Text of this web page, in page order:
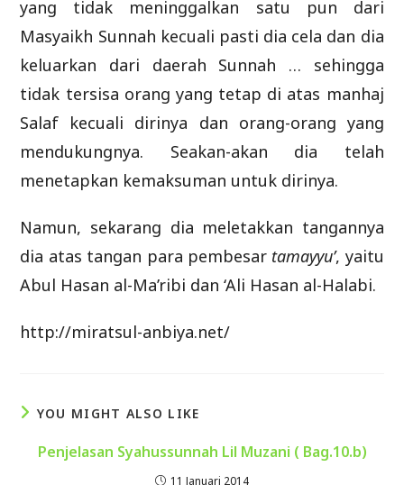
yang tidak meninggalkan satu pun dari
Masyaikh Sunnah kecuali pasti dia cela dan dia
keluarkan dari daerah Sunnah … sehingga
tidak tersisa orang yang tetap di atas manhaj
Salaf kecuali dirinya dan orang-orang yang
mendukungnya. Seakan-akan dia telah
menetapkan kemaksuman untuk dirinya.
Namun, sekarang dia meletakkan tangannya
dia atas tangan para pembesar tamayyu’, yaitu
Abul Hasan al-Ma’ribi dan ‘Ali Hasan al-Halabi.
http://miratsul-anbiya.net/
YOU MIGHT ALSO LIKE
Penjelasan Syahussunnah Lil Muzani ( Bag.10.b)
11 Januari 2014